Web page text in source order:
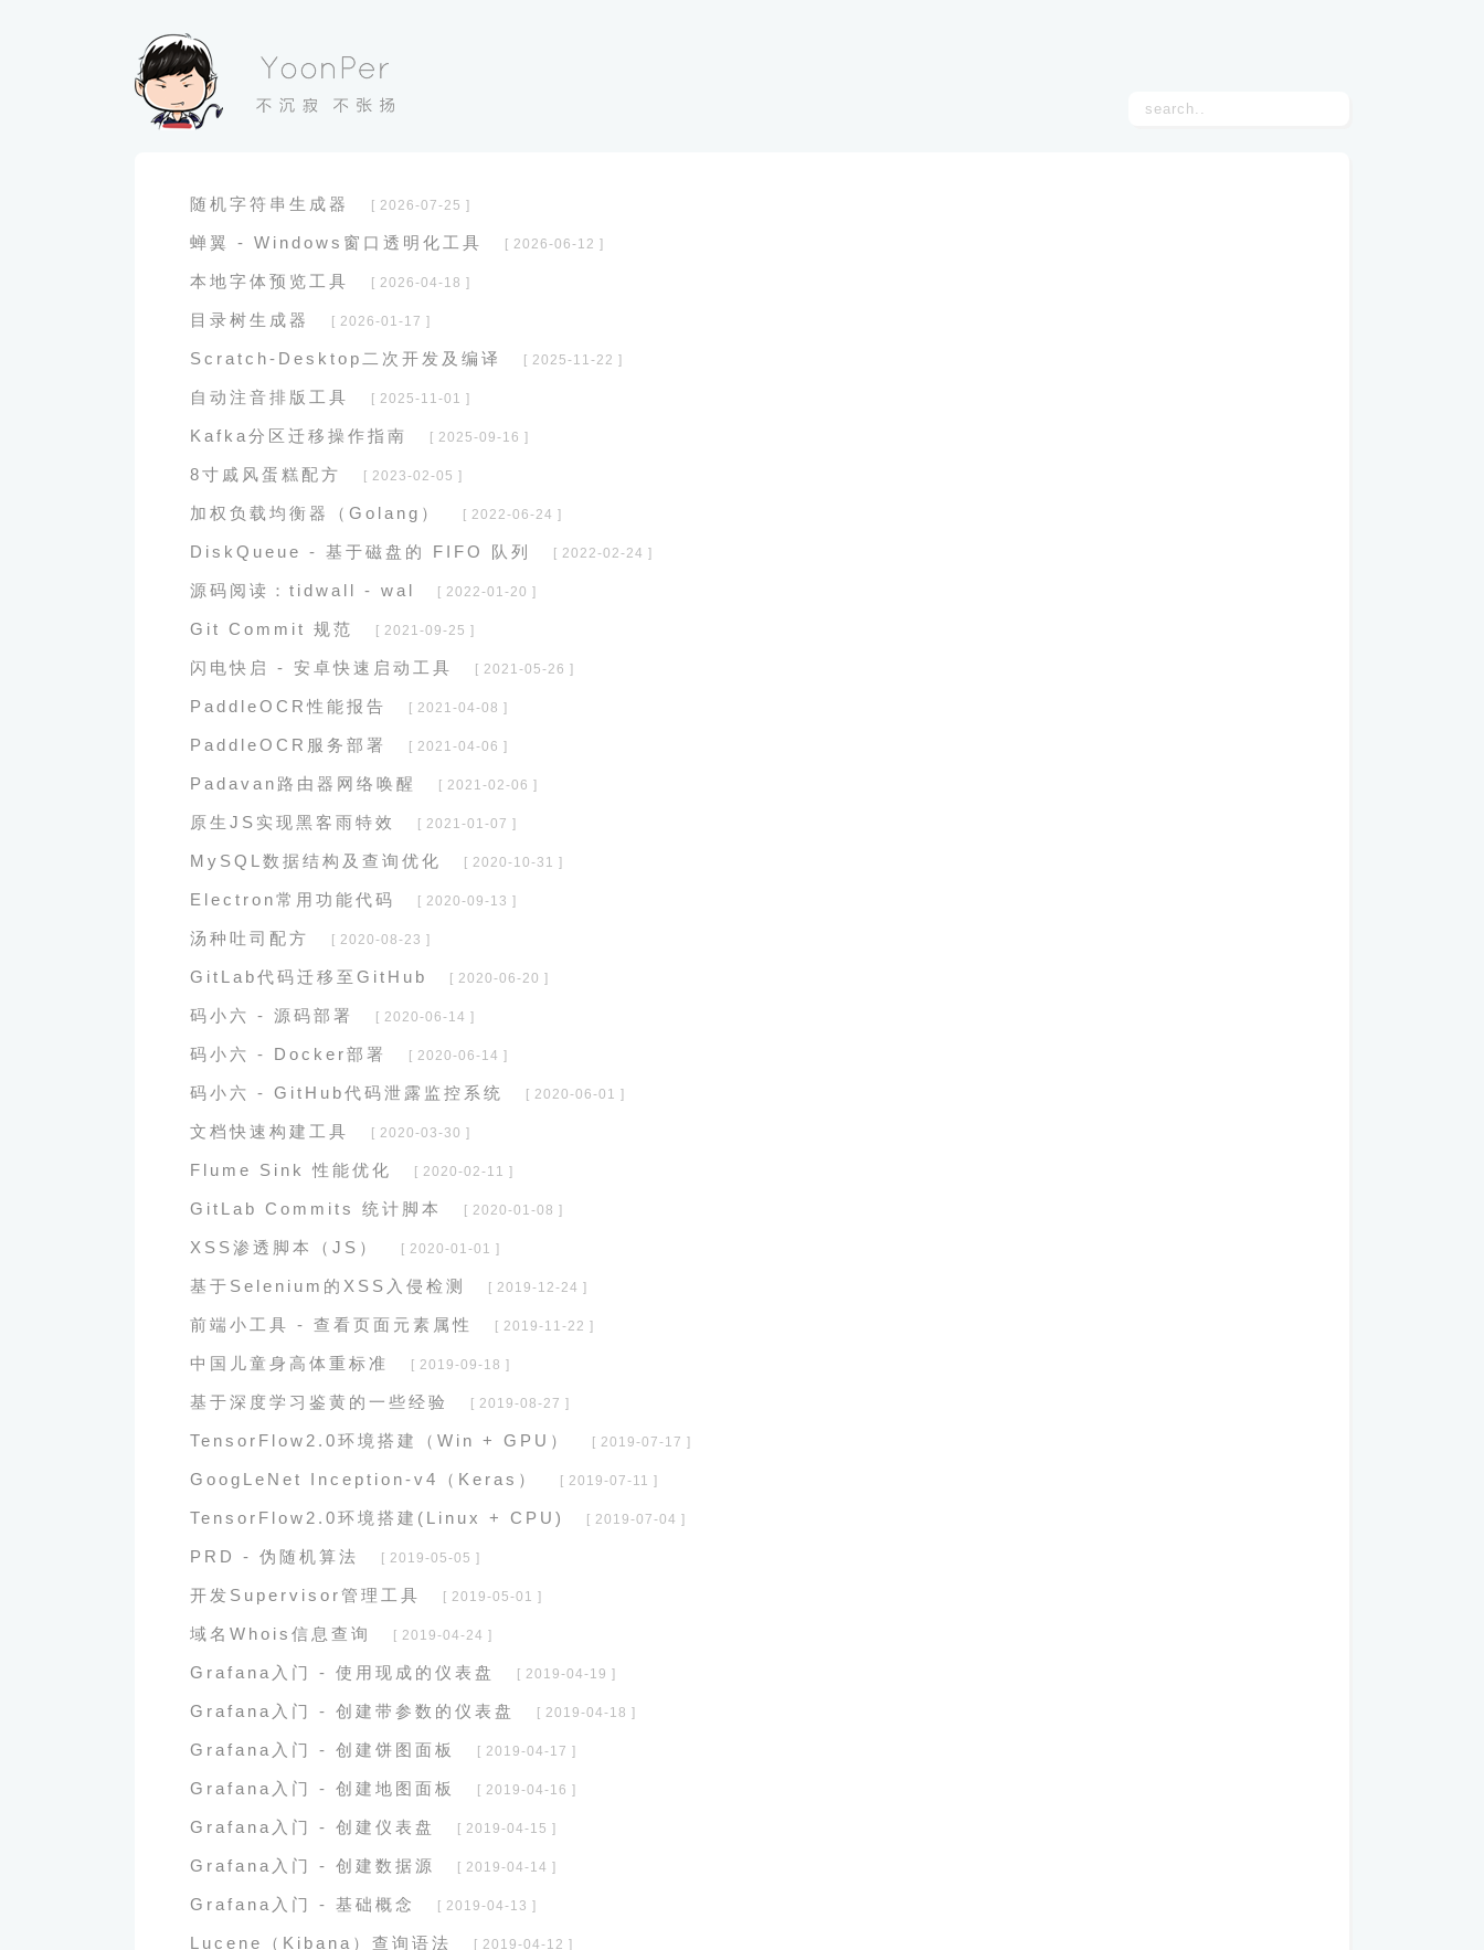
随机字符串生成器 [ 2026-07-25 ]
蝉翼 - Windows窗口透明化工具 [ 2026-06-12 ]
本地字体预览工具 [ 2026-04-18 ]
目录树生成器 [ 2026-01-17 ]
Scratch-Desktop二次开发及编译 [ 2025-11-22 ]
自动注音排版工具 [ 2025-11-01 ]
Kafka分区迁移操作指南 [ 2025-09-16 ]
8寸戚风蛋糕配方 [ 2023-02-05 ]
加权负载均衡器（Golang） [ 2022-06-24 ]
DiskQueue - 基于磁盘的 FIFO 队列 [ 2022-02-24 ]
源码阅读：tidwall - wal [ 2022-01-20 ]
Git Commit 规范 [ 2021-09-25 ]
闪电快启 - 安卓快速启动工具 [ 2021-05-26 ]
PaddleOCR性能报告 [ 2021-04-08 ]
PaddleOCR服务部署 [ 2021-04-06 ]
Padavan路由器网络唤醒 [ 2021-02-06 ]
原生JS实现黑客雨特效 [ 2021-01-07 ]
MySQL数据结构及查询优化 [ 2020-10-31 ]
Electron常用功能代码 [ 2020-09-13 ]
汤种吐司配方 [ 2020-08-23 ]
GitLab代码迁移至GitHub [ 2020-06-20 ]
码小六 - 源码部署 [ 2020-06-14 ]
码小六 - Docker部署 [ 2020-06-14 ]
码小六 - GitHub代码泄露监控系统 [ 2020-06-01 ]
文档快速构建工具 [ 2020-03-30 ]
Flume Sink 性能优化 [ 2020-02-11 ]
GitLab Commits 统计脚本 [ 2020-01-08 ]
XSS渗透脚本（JS） [ 2020-01-01 ]
基于Selenium的XSS入侵检测 [ 2019-12-24 ]
前端小工具 - 查看页面元素属性 [ 2019-11-22 ]
中国儿童身高体重标准 [ 2019-09-18 ]
基于深度学习鉴黄的一些经验 [ 2019-08-27 ]
TensorFlow2.0环境搭建（Win + GPU） [ 2019-07-17 ]
GoogLeNet Inception-v4（Keras） [ 2019-07-11 ]
TensorFlow2.0环境搭建(Linux + CPU) [ 2019-07-04 ]
PRD - 伪随机算法 [ 2019-05-05 ]
开发Supervisor管理工具 [ 2019-05-01 ]
域名Whois信息查询 [ 2019-04-24 ]
Grafana入门 - 使用现成的仪表盘 [ 2019-04-19 ]
Grafana入门 - 创建带参数的仪表盘 [ 2019-04-18 ]
Grafana入门 - 创建饼图面板 [ 2019-04-17 ]
Grafana入门 - 创建地图面板 [ 2019-04-16 ]
Grafana入门 - 创建仪表盘 [ 2019-04-15 ]
Grafana入门 - 创建数据源 [ 2019-04-14 ]
Grafana入门 - 基础概念 [ 2019-04-13 ]
Lucene（Kibana）查询语法 [ 2019-04-12 ]